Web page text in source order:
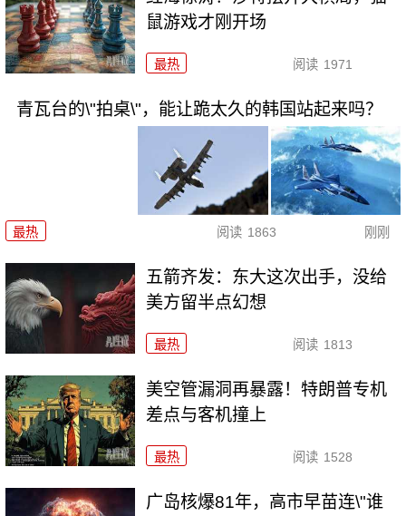
鼠游戏才刚开场
最热 阅读 1971
青瓦台的\"拍桌\"，能让跪太久的韩国站起来吗？
最热 阅读 1863 刚刚
五箭齐发：东大这次出手，没给
美方留半点幻想
最热 阅读 1813
美空管漏洞再暴露！特朗普专机
差点与客机撞上
最热 阅读 1528
广岛核爆81年，高市早苗连\"谁